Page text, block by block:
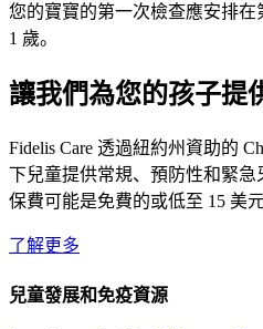
您的寶寶的第一次檢查應安排
1 歲。
讓我們為您的孩子提
Fidelis Care 透過紐約州資助的
下兒童提供常規、預防性和緊急
保費可能是免費的或低至 15 美元
了解更多
兒童發展和免疫資源